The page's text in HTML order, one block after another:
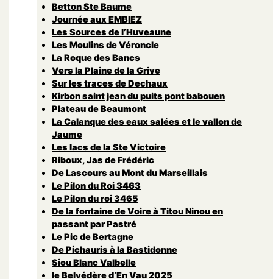
Betton Ste Baume
Journée aux EMBIEZ
Les Sources de l’Huveaune
Les Moulins de Véroncle
La Roque des Bancs
Vers la Plaine de la Grive
Sur les traces de Dechaux
Kirbon saint jean du puits pont babouen
Plateau de Beaumont
La Calanque des eaux salées et le vallon de
Jaume
Les lacs de la Ste Victoire
Riboux, Jas de Frédéric
De Lascours au Mont du Marseillais
Le Pilon du Roi 3463
Le Pilon du roi 3465
De la fontaine de Voire à Titou Ninou en
passant par Pastré
Le Pic de Bertagne
De Pichauris à la Bastidonne
Siou Blanc Valbelle
le Belvédère d’En Vau 2025